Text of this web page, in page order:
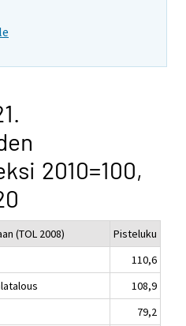
2010=100,
(TOL 2008)
Pisteluku
110,6
108,9
79,2